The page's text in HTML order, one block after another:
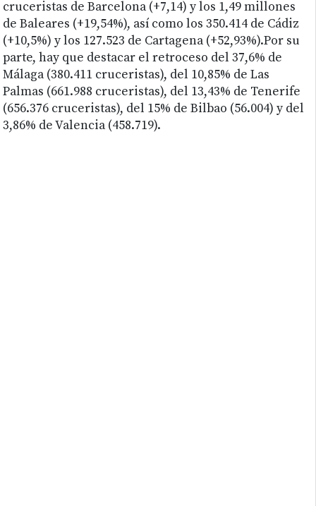
cruceristas de Barcelona (+7,14) y los 1,49 millones
de Baleares (+19,54%), así como los 350.414 de Cádiz
(+10,5%) y los 127.523 de Cartagena (+52,93%).Por su
parte, hay que destacar el retroceso del 37,6% de
Málaga (380.411 cruceristas), del 10,85% de Las
Palmas (661.988 cruceristas), del 13,43% de Tenerife
(656.376 cruceristas), del 15% de Bilbao (56.004) y del
3,86% de Valencia (458.719).